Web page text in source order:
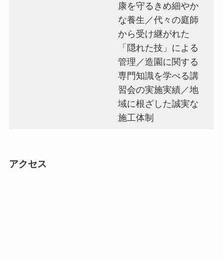
康を守るきめ細やか
な養生／代々の庭師
から受け継がれた
「隠れた技」による
管理／造園に関する
専門知識を学べる講
習会の実施実績／地
域に根ざした誠実な
施工体制
アクセス